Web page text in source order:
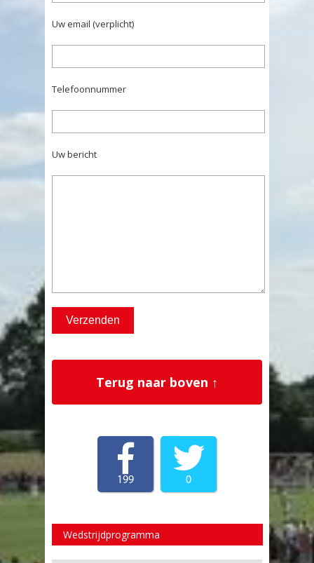
Uw email (verplicht)
Telefoonnummer
Uw bericht
Terug naar boven ↑
199 0
Wedstrijdprogramma